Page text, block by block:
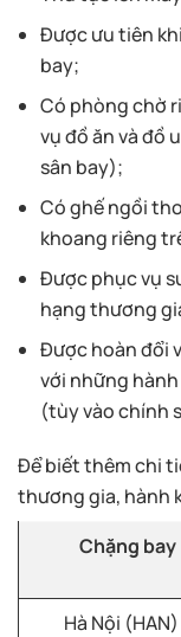
Được ưu tiên
bay;
Có phòng chờ
vụ đồ ăn và đồ
sân bay);
Có ghế ngồi
khoang riêng
Được phục vụ
hạng thương
Được hoàn đổi
với những
(tùy vào chính
Để biết thêm chi
thương gia, hành
Chặng bay
Hà Nội (HAN)